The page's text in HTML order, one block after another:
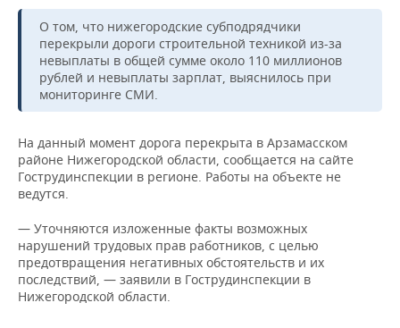
ВОЛЕЙБОЛ
КИБЕРСПОРТ
ФИГУРНОЕ КАТАНИЕ
ВОДНЫЕ ВИДЫ СПОРТА
ХОККЕЙ С МЯЧОМ
ИСТОРИЯ
КУЛЬТУРА
МЕДИЦИНА
ОБРАЗОВАНИЕ
ПРОИСШЕСТВИЯ
СПИСОК ПЕРСОН
СПИСОК КОМПАНИЙ
ПОЛНАЯ ВЕРСИЯ
О том, что нижегородские субподрядчики
перекрыли дороги строительной техникой из-за
невыплаты в общей сумме около 110 миллионов
рублей и невыплаты зарплат, выяснилось при
мониторинге СМИ.
На данный момент дорога перекрыта в Арзамасском
районе Нижегородской области, сообщается на сайте
Гострудинспекции в регионе. Работы на объекте не
ведутся.
— Уточняются изложенные факты возможных
нарушений трудовых прав работников, с целью
предотвращения негативных обстоятельств и их
последствий, — заявили в Гострудинспекции в
Нижегородской области.